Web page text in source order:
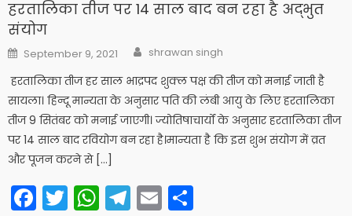
हरतालिका तीज पर 14 साल बाद बन रहा है अद्भुत
संयोग
Posted
on
September 9, 2021 Author
shrawan singh
हरतालिका तीज हर साल भाद्रपद शुक्ल पक्ष की तीज को मनाई जाती है
सायला। हिन्दू मान्यता के अनुसार पति की लंबी आयु के लिए हरतालिका
तीज 9 सितंबर को मनाई जाएगी। ज्योतिषाचार्यों के अनुसार हरतालिका तीज
पर 14 साल बाद रवियोग बन रहा है।मान्यता है कि इस शुभ संयोग में व्रत
और पूजन करने से […]
Facebook
Twitter
WhatsApp
Telegram
Email